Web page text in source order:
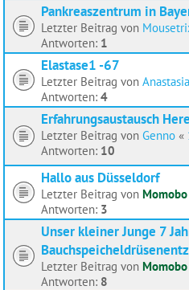
Pankreaszentrum in
Letzter Beitrag von
Antworten: 1
Elastase1 -67
Letzter Beitrag von Anastasia
Antworten: 4
Erfahrungsaustausch
Letzter Beitrag von Genno «
Antworten: 10
Hallo aus Düsseldorf
Letzter Beitrag von Momobo
Antworten: 3
Unser kleiner Junge 7
Letzter Beitrag von Momobo
Antworten: 8